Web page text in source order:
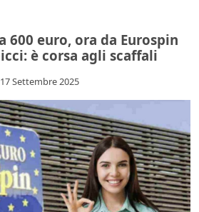
600 euro, ora da Eurospin
è corsa agli scaffali
17 Settembre 2025